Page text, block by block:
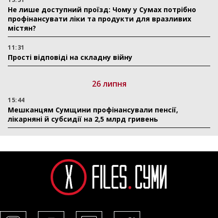
Не лише доступний проїзд: Чому у Сумах потрібно
профінансувати ліки та продукти для вразливих
містян?
11:31
Прості відповіді на складну війну
26 липня
15:44
Мешканцям Сумщини профінансували пенсії,
лікарняні й субсидії на 2,5 млрд гривень